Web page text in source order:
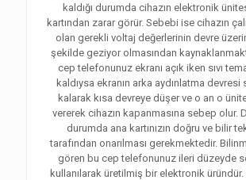
kaldığı durumda cihazın elektronik
kartından zarar görür. Sebebi ise cihazın
olan gerekli voltaj değerlerinin devre
şekilde geziyor olmasından
cep telefonunuz ekranı açık iken sıvı
kaldıysa ekranın arka aydınlatma devresi
kalarak kısa devreye düşer ve o an o
vererek cihazın kapanmasına sebep olur.
durumda ana kartınızın doğru ve bilir
tarafından onarılması gerekmektedir.
gören bu cep telefonunuz ileri düzeyde
kullanılarak üretilmiş bir elektronik üründür.